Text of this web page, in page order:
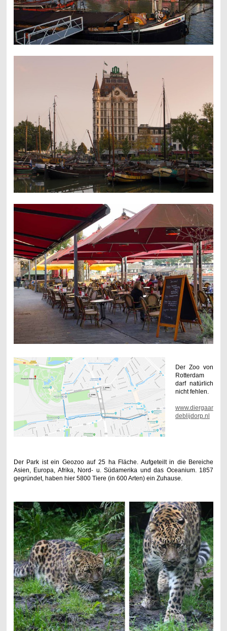
Der Zoo von
Rotterdam
darf natürlich
nicht fehlen.
www.diergaar
deblijdorp.nl
Der Park ist ein Geozoo auf 25 ha Fläche. Aufgeteilt in die Bereiche
Asien, Europa, Afrika, Nord- u. Südamerika und das Oceanium. 1857
gegründet, haben hier 5800 Tiere (in 600 Arten) ein Zuhause.